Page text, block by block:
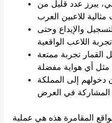
يبرز عدد قليل من
والإيداع وحتى
تجربة ممتعة
دخولهم إلى المملكة
المقامرة هذه هي عملية